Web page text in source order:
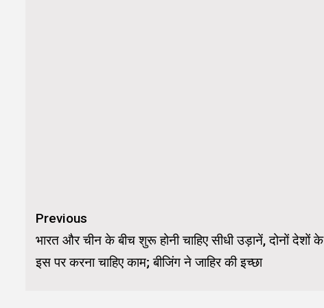
Continue
Reading
Previous
भारत और चीन के बीच शुरू होनी चाहिए सीधी उड़ानें, दोनों देशों के
इस पर करना चाहिए काम; बीजिंग ने जाहिर की इच्छा